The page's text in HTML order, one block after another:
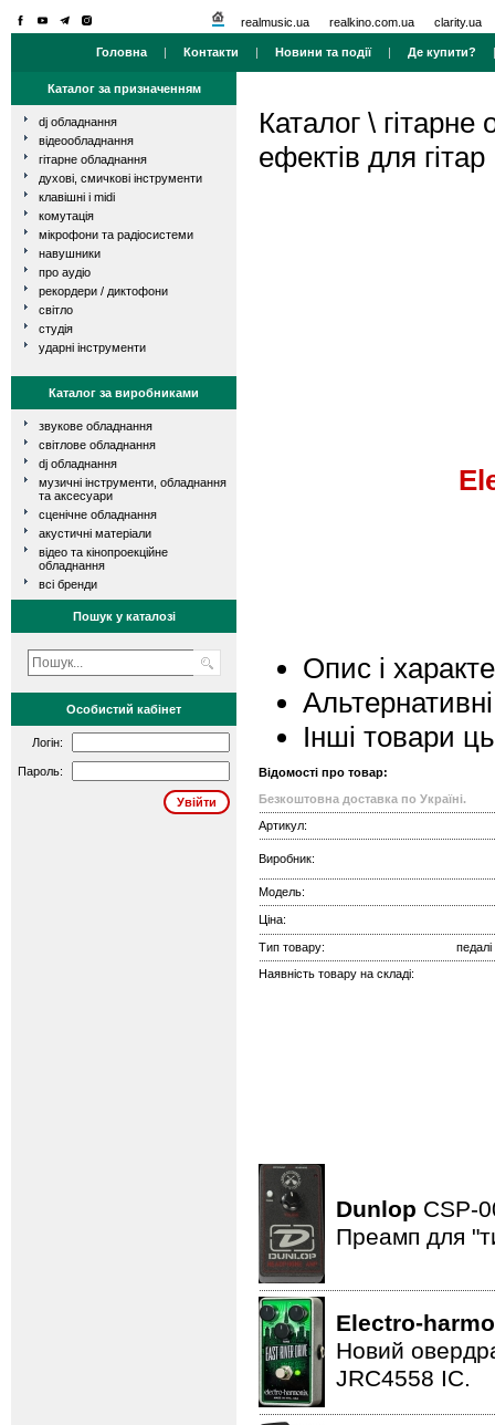
realmusic.ua realkino.com.ua clarity.ua
Головна | Контакти | Новини та події| Де купити?
Каталог за призначенням
dj обладнання
відеообладнання
гітарне обладнання
духові, смичкові інструменти
клавішні і midi
комутація
мікрофони та радіосистеми
навушники
про аудіо
рекордери / диктофони
світло
студія
ударні інструменти
Каталог за виробниками
звукове обладнання
світлове обладнання
dj обладнання
музичні інструменти, обладнання
та аксесуари
сценічне обладнання
акустичні матеріали
відео та кінопроекційне
обладнання
всі бренди
Пошук у каталозі
Особистий кабінет
Логін:
Пароль:
Каталог \ гітарне
ефектів для гітар
Опис і
Інші товари
Відомості про товар:
Безкоштовна доставка по Україні.
Артикул:
Виробник:
Модель:
Ціна:
Тип товару:
педалі
Наявність товару на складі:
Dunlop CSP-
Преамп для
Electro-
Новий
JRC4558 IC.